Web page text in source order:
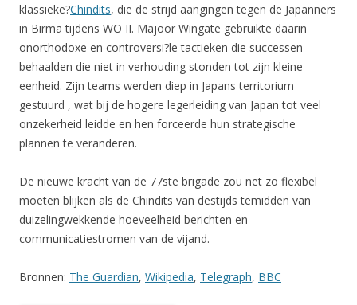
klassieke?Chindits, die de strijd aangingen tegen de Japanners
in Birma tijdens WO II. Majoor Wingate gebruikte daarin
onorthodoxe en controversi?le tactieken die successen
behaalden die niet in verhouding stonden tot zijn kleine
eenheid. Zijn teams werden diep in Japans territorium
gestuurd , wat bij de hogere legerleiding van Japan tot veel
onzekerheid leidde en hen forceerde hun strategische
plannen te veranderen.
De nieuwe kracht van de 77ste brigade zou net zo flexibel
moeten blijken als de Chindits van destijds temidden van
duizelingwekkende hoeveelheid berichten en
communicatiestromen van de vijand.
Bronnen: The Guardian, Wikipedia, Telegraph, BBC